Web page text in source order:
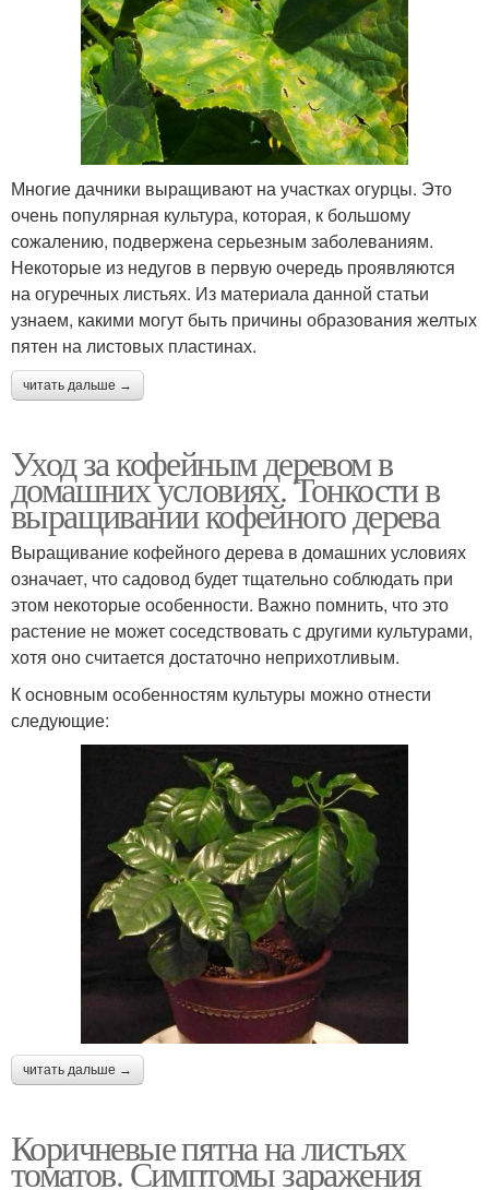
Многие дачники выращивают на участках огурцы. Это
очень популярная культура, которая, к большому
сожалению, подвержена серьезным заболеваниям.
Некоторые из недугов в первую очередь проявляются
на огуречных листьях. Из материала данной статьи
узнаем, какими могут быть причины образования желтых
пятен на листовых пластинах.
читать дальше →
Уход за кофейным деревом в
домашних условиях. Тонкости в
выращивании кофейного дерева
Выращивание кофейного дерева в домашних условиях
означает, что садовод будет тщательно соблюдать при
этом некоторые особенности. Важно помнить, что это
растение не может соседствовать с другими культурами,
хотя оно считается достаточно неприхотливым.
К основным особенностям культуры можно отнести
следующие:
читать дальше →
Коричневые пятна на листьях
томатов. Симптомы заражения